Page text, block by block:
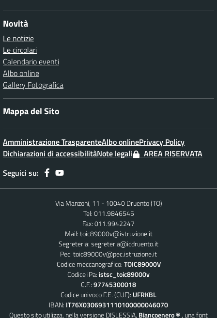
Novità
Le notizie
Le circolari
Calendario eventi
Albo online
Gallery Fotografica
Mappa del Sito
Amministrazione TrasparenteAlbo onlinePrivacy Policy
Dichiarazioni di accessibilitàNote legali
AREA RISERVATA
Seguici su:
Via Manzoni, 11 - 10040 Druento (TO)
Tel: 011.9846545
Fax: 011.9942247
Mail:toic89000v@istruzione.it
Segreteria:segreteria@icdruento.it
Pec:toic89000v@pec.istruzione.it
Codice meccanografico:TOIC89000V
Codice iPa: istsc_toic89000v
C.F.:97745300018
Codice univoco F.E. (CUF): UFRKBL
IBAN: IT76X0306931110100000046070
Questo sito utilizza, nella versione DISLESSIA, Biancoenero ®, una font